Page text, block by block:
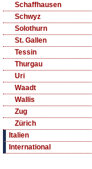
Schaffhausen
Schwyz
Solothurn
St. Gallen
Tessin
Thurgau
Uri
Waadt
Wallis
Zug
Zürich
Italien
International